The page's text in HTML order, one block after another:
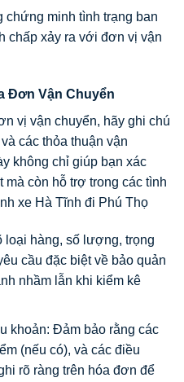
chứng minh tình trạng ban
chấp xảy ra với đơn vị vận
Đơn Vận Chuyển
vị vận chuyển, hãy ghi chú
các thỏa thuận vận
không chỉ giúp bạn xác
mà còn hỗ trợ trong các tình
xe Hà Tĩnh đi Phú Thọ
loại hàng, số lượng, trọng
cầu đặc biệt về bảo quản
nhầm lẫn khi kiểm kê
khoản: Đảm bảo rằng các
(nếu có), và các điều
rõ ràng trên hóa đơn để